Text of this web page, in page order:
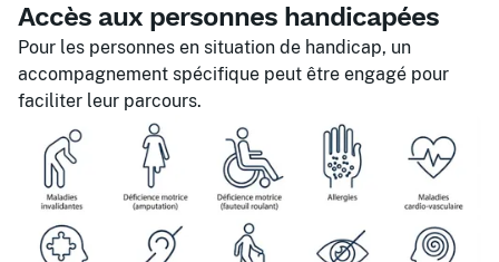
Accès aux personnes handicapées
Pour les personnes en situation de handicap, un
accompagnement spécifique peut être engagé pour
faciliter leur parcours.